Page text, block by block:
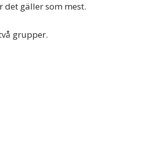
det gäller som mest.
grupper.